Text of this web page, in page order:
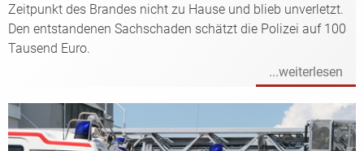
Zeitpunkt des Brandes nicht zu Hause und blieb unverletzt.
Den entstandenen Sachschaden schätzt die Polizei auf 100
Tausend Euro.
...weiterlesen